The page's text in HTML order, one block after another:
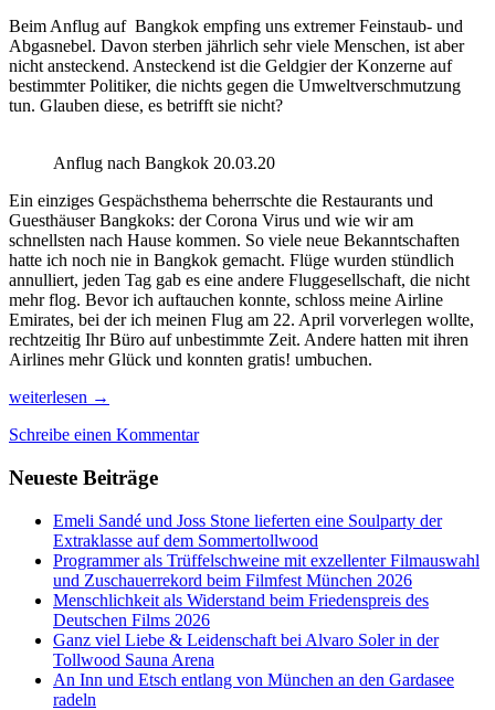
Beim Anflug auf Bangkok empfing uns extremer Feinstaub- und
Abgasnebel. Davon sterben jährlich sehr viele Menschen, ist aber
nicht ansteckend. Ansteckend ist die Geldgier der Konzerne auf
bestimmter Politiker, die nichts gegen die Umweltverschmutzung
tun. Glauben diese, es betrifft sie nicht?
Anflug nach Bangkok 20.03.20
Ein einziges Gespächsthema beherrschte die Restaurants und
Guesthäuser Bangkoks: der Corona Virus und wie wir am
schnellsten nach Hause kommen. So viele neue Bekanntschaften
hatte ich noch nie in Bangkok gemacht. Flüge wurden stündlich
annulliert, jeden Tag gab es eine andere Fluggesellschaft, die nicht
mehr flog. Bevor ich auftauchen konnte, schloss meine Airline
Emirates, bei der ich meinen Flug am 22. April vorverlegen wollte,
rechtzeitig Ihr Büro auf unbestimmte Zeit. Andere hatten mit ihren
Airlines mehr Glück und konnten gratis! umbuchen.
Bangkok
die
im
weiterlesen →
Schreibe einen Kommentar
Neueste Beiträge
Emeli Sandé und Joss Stone lieferten eine Soulparty der
Extraklasse auf dem Sommertollwood
Programmer als Trüffelschweine mit exzellenter Filmauswahl
und Zuschauerrekord beim Filmfest München 2026
Menschlichkeit als Widerstand beim Friedenspreis des
Deutschen Films 2026
Ganz viel Liebe & Leidenschaft bei Alvaro Soler in der
Tollwood Sauna Arena
An Inn und Etsch entlang von München an den Gardasee
radeln